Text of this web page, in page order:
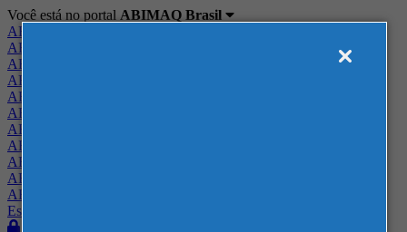
Você está no portal ABIMAQ Brasil
ABIMAQ Brasil
ABIMAQ Minas Gerais
ABIMAQ Norte-Nordeste
ABIMAQ Paraná
ABIMAQ Piracicaba
ABIMAQ Ribeirão Preto
ABIMAQ Rio de Janeiro
ABIMAQ Rio Grande do Sul
ABIMAQ Santa Catarina
ABIMAQ São Paulo
ABIMAQ Vale do Paraíba
Escritório de Relações Governamentais